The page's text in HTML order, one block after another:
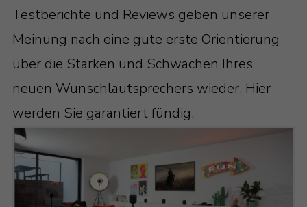
Testberichte und Reviews geben unserer
Meinung nach eine gute erste Orientierung
über die Stärken und Schwächen Ihres
neuen Wunschlautsprechers wieder. Hier
werden Sie garantiert fündig.